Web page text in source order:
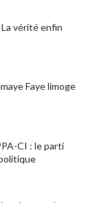
La vérité enfin
Faye limoge
CI : le parti